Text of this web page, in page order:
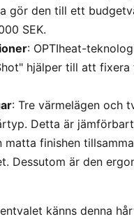
gör den till ett
SEK.
: OPTIheat-
hjälper till att
: Tre värmelägen och
Detta är
matta finishen
Dessutom är den
känns denna